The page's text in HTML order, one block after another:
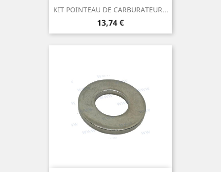
KIT POINTEAU DE CARBURATEUR...
Prix
13,74 €